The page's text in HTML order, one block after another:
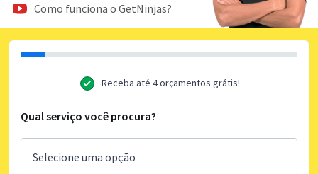
Como funciona o GetNinjas?
Receba até 4 orçamentos grátis!
Qual serviço você procura?